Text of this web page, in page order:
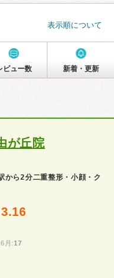
表示順について
ビュー数 新着・更新
が丘院
から2分二重整形・小顔・ク
3.16
: 17